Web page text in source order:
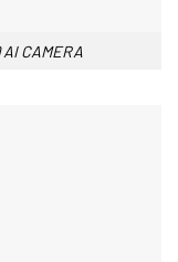
AI CAMERA